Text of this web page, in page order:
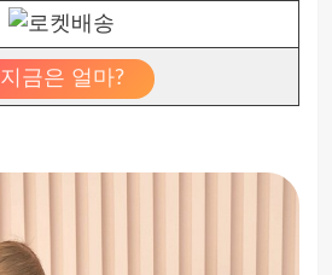
지금은 얼마?